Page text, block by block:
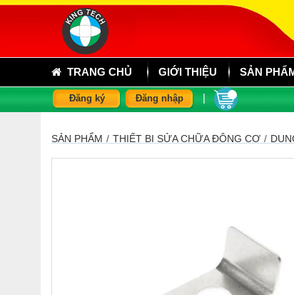
TRANG CHỦ GIỚI THIỆU SẢN
Đăng ký Đăng nhập
SẢN PHẨM / THIẾT BỊ SỬA CHỮA ĐỘNG CƠ /